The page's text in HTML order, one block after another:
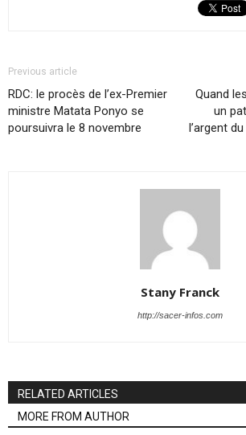
Previous article
RDC: le procès de l’ex-Premier
ministre Matata Ponyo se
poursuivra le 8 novembre
Quand
un
l’argent
Stany Franck
http://sacer-infos.com
RELATED ARTICLES
MORE FROM AUTHOR